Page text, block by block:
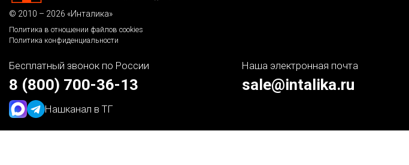
© 2010 – 2026 «Инталика»
Политика в отношении файлов cookies
Политика конфиденциальности
Бесплатный звонок по России
8 (800) 700-36-13
Нашканал в ТГ
Наша электронная почта
sale@intalika.ru